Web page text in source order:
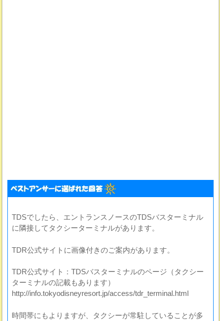
TDSでしたら、エントランスノースのTDSバスターミナル
に隣接してタクシーターミナルがあります。
TDR公式サイトに画像付きのご案内があります。
TDR公式サイト：TDSバスターミナルのページ（タクシー
ターミナルの記載もあります）
http://info.tokyodisneyresort.jp/access/tdr_terminal.html
時間帯にもよりますが、タクシーが常駐していることが多